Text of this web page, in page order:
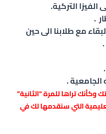
التركية.
.
مع طلابنا الى حين
الجامعية .
تراها للمرة “الثانية”
التي سنقدمها لك في